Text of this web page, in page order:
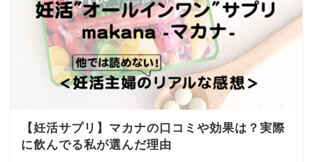
【妊活サプリ】マカナの口コミや効果は？実際
に飲んでる私が選んだ理由